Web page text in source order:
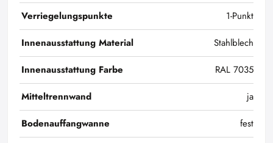
Verriegelungspunkte
1-Punkt
Innenausstattung Material
Stahlblech
Innenausstattung Farbe
RAL 7035
Mitteltrennwand
ja
Bodenauffangwanne
fest